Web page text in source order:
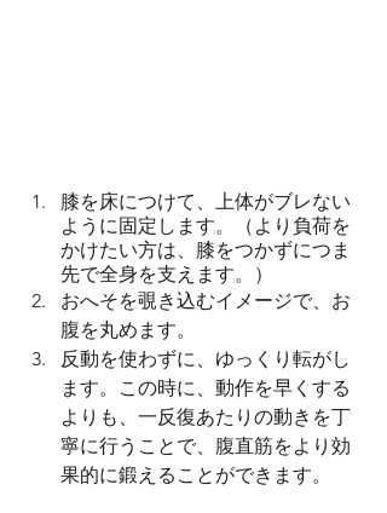
膝を床につけて、上体がブレない
ように固定します。（より負荷を
かけたい方は、膝をつかずにつま
先で全身を支えます。）
おへそを覗き込むイメージで、お
腹を丸めます。
反動を使わずに、ゆっくり転がし
ます。この時に、動作を早くする
よりも、一反復あたりの動きを丁
寧に行うことで、腹直筋をより効
果的に鍛えることができます。